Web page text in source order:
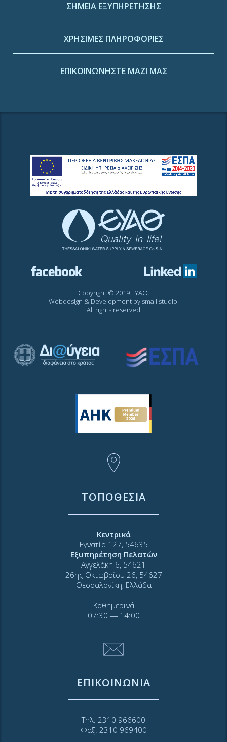
ΣΗΜΕΙΑ ΕΞΥΠΗΡΕΤΗΣΗΣ
ΧΡΗΣΙΜΕΣ ΠΛΗΡΟΦΟΡΙΕΣ
ΕΠΙΚΟΙΝΩΝΗΣΤΕ ΜΑΖΙ ΜΑΣ
Copyright © 2019 ΕΥΑΘ.
Webdesign & Development by small studio.
All rights reserved
ΤΟΠΟΘΕΣΙΑ
Κεντρικά
Εγνατία 127, 54635
Εξυπηρέτηση Πελατών
Αγγελάκη 6, 54621
26ης Οκτωβρίου 26, 54627
Θεσσαλονίκη, Ελλάδα
Καθημερινά
07:30 ― 14:00
ΕΠΙΚΟΙΝΩΝΙΑ
Τηλ. 2310 966600
Φαξ. 2310 969400